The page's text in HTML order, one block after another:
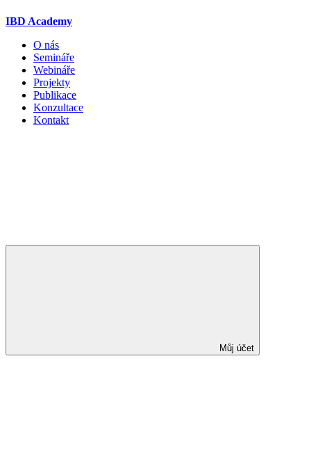
IBD Academy
O nás
Semináře
Webináře
Projekty
Publikace
Konzultace
Kontakt
Můj účet